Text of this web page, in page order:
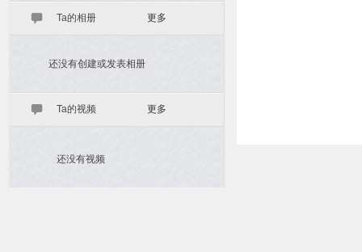
Ta的相册 更多
还没有创建或发表相册
Ta的视频 更多
还没有视频